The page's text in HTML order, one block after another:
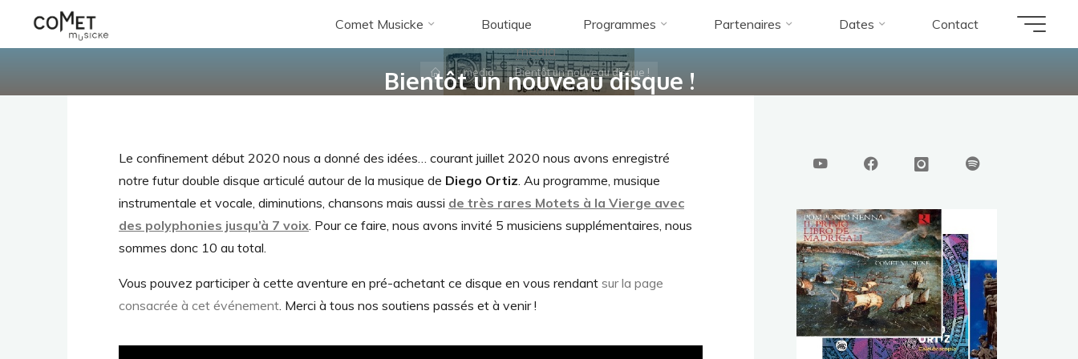
Comet Musicke Boutique Programmes Partenaires Dates Contact
media
Bientôt un nouveau disque !
Accueilmedia Bientôt un nouveau disque !
Le confinement début 2020 nous a donné des idées… courant juillet 2020 nous avons enregistré
notre futur double disque articulé autour de la musique de Diego Ortiz. Au programme, musique
instrumentale et vocale, diminutions, chansons mais aussi de très rares Motets à la Vierge avec
des polyphonies jusqu’à 7 voix. Pour ce faire, nous avons invité 5 musiciens supplémentaires, nous
sommes donc 10 au total.
Vous pouvez participer à cette aventure en pré-achetant ce disque en vous rendant sur la page
consacrée à cet événement. Merci à tous nos soutiens passés et à venir !